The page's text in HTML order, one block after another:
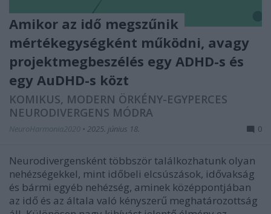
Amikor az idő megszűnik
mértékegységként működni, avagy
projektmegbeszélés egy ADHD-s és
egy AuDHD-s közt
KOMIKUS, MODERN ÖRKÉNY-EGYPERCES
NEURODIVERGENS MÓDRA
NeuroHarmonia2020 • 2025. június 18. 0
Neurodivergensként többször találkozhatunk olyan
nehézségekkel, mint időbeli elcsúszások, idővakság
és bármi egyéb nehézség, aminek középpontjában
az idő és az általa való kényszerű meghatározottság